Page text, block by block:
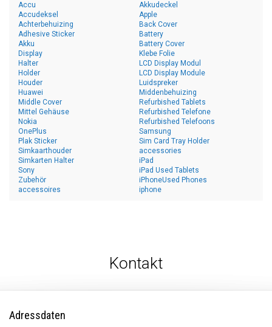
Accu
Accudeksel
Achterbehuizing
Adhesive Sticker
Akku
Akkudeckel
Apple
Back Cover
Battery
Battery Cover
Display
Halter
Holder
Houder
Huawei
Klebe Folie
LCD Display Modul
LCD Display Module
Luidspreker
Middenbehuizing
Middle Cover
Mittel Gehäuse
Nokia
OnePlus
Plak Sticker
Refurbished Tablets
Refurbished Telefone
Refurbished Telefoons
Samsung
Sim Card Tray Holder
Simkaarthouder
Simkarten Halter
Sony
Zubehör
accessoires
accessories
iPad
iPad Used Tablets
iPhoneUsed Phones
iphone
Kontakt
Adressdaten